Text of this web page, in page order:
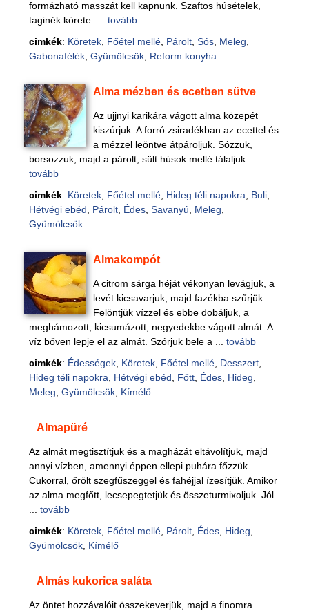
formázható masszát kell kapnunk. Szaftos húsételek,
taginék körete. ... tovább
cimkék: Köretek, Főétel mellé, Párolt, Sós, Meleg
Gabonafélék, Gyümölcsök, Reform konyha
Alma mézben és ecetben sütve
Az ujjnyi karikára vágott alma közepét
kiszúrjuk. A forró zsiradékban az ecettel és
a mézzel leöntve átpároljuk. Sózzuk,
borsozzuk, majd a párolt, sült húsok mellé tálaljuk. ...
tovább
cimkék: Köretek, Főétel mellé, Hideg téli napokra Buli,
Hétvégi ebéd
Párolt, Édes, Savanyú Meleg
Gyümölcsök
Almakompót
A citrom sárga héját vékonyan levágjuk, a
levét kicsavarjuk, majd fazékba szűrjük.
Felöntjük vízzel és ebbe dobáljuk, a
meghámozott, kicsumázott, negyedekbe vágott almát. A
víz bőven lepje el az almát. Szórjuk bele a ... tovább
cimkék: Édességek, Köretek, Főétel mellé, Desszert,
Hideg téli napokra
Hétvégi ebéd Főtt, Édes, Hideg
Meleg Gyümölcsök, Kímélő
Almapüré
Az almát megtisztítjuk és a magházát eltávolítjuk, majd
annyi vízben, amennyi éppen ellepi puhára főzzük.
Cukorral, őrölt szegfűszeggel és fahéjjal ízesítjük. Amikor
az alma megfőtt, lecsepegtetjük és összeturmixoljuk. Jól
tovább
cimkék: Köretek, Főétel mellé, Párolt, Édes, Hideg
Gyümölcsök, Kímélő
Almás kukorica saláta
Az öntet hozzávalóit összekeverjük, majd a finomra